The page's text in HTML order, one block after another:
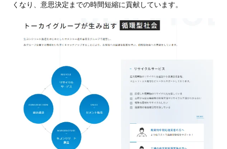
くなり、意思決定までの時間短縮に貢献しています。